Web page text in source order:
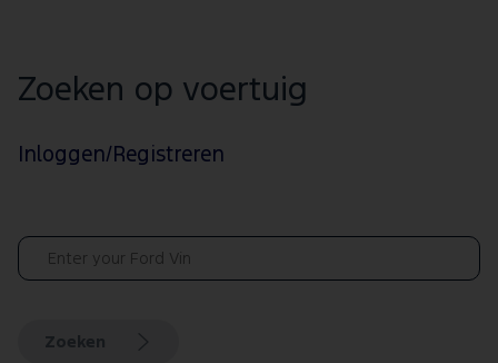
Zoeken op voertuig
Inloggen/Registreren
Zoeken